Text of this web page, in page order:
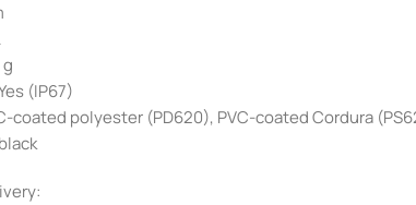
(IP67)
coated polyester (PD620), PVC-coated Cordura